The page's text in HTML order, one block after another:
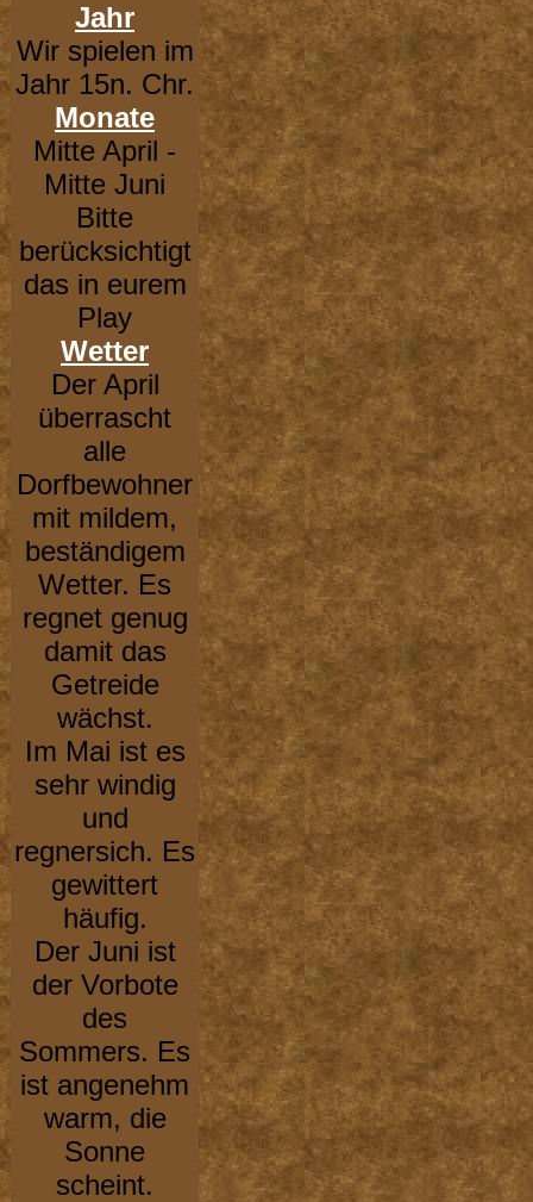
Jahr
Wir spielen im
Jahr 15n. Chr.
Monate
Mitte April -
Mitte Juni
Bitte
berücksichtigt
das in eurem
Play
Wetter
Der April
überrascht
alle
Dorfbewohner
mit mildem,
beständigem
Wetter. Es
regnet genug
damit das
Getreide
wächst.
Im Mai ist es
sehr windig
und
regnersich. Es
gewittert
häufig.
Der Juni ist
der Vorbote
des
Sommers. Es
ist angenehm
warm, die
Sonne
scheint.